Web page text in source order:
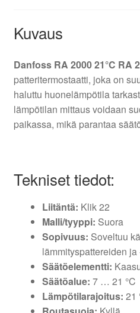
Kuvaus
Danfoss RA 2000 21°C RA
patteritermostaatti, joka on
haluttu huonelämpötila
lämpötilan mittaus voidaan
paikassa, mikä parantaa
Tekniset tiedot:
Liitäntä: Klik 22
Malli/tyyppi: Suora
Sopivuus: Soveltuu
lämmityspattereiden
Säätöelementti:
Säätöalue: 7 … 21 °C
Lämpötilarajoitus: 21